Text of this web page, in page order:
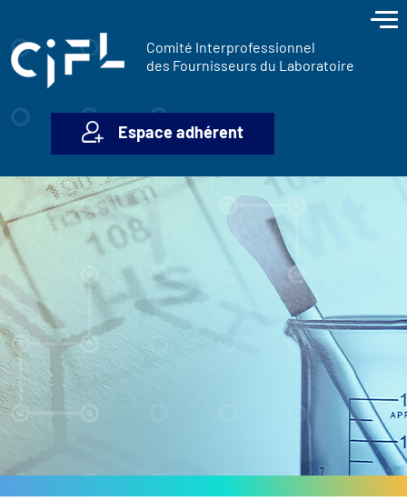
Comité Interprofessionnel
des Fournisseurs du Laboratoire
Espace adhérent